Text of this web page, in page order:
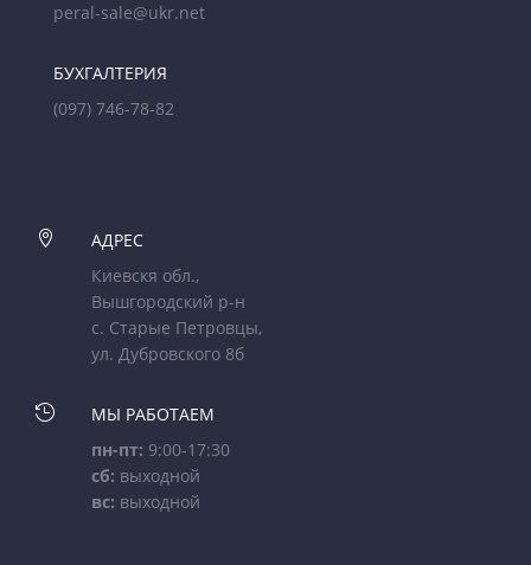
peral-sale@ukr.net
БУХГАЛТЕРИЯ
(097) 746-78-82

АДРЕС
Киевскя обл.,
Вышгородский р-н
с. Старые Петровцы,
ул. Дубровского 8б

МЫ РАБОТАЕМ
пн-пт: 9:00-17:30
сб: выходной
вс: выходной